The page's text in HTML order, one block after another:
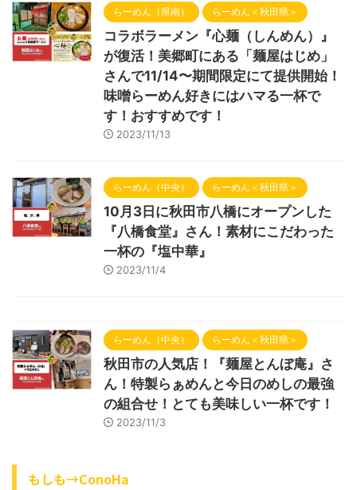
らーめん（県南） らーめん＜秋田県＞
コラボラーメン『心麺（しんめん）』
が復活！美郷町にある「麺屋はじめ」
さんで11/14〜期間限定にて提供開始！
味噌らーめん好きにはハマる一杯で
す！おすすめです！
2023/11/13
らーめん（中央） らーめん＜秋田県＞
10月3日に秋田市八橋にオープンした
『八橋食堂』さん！素材にこだわった
一杯の『塩中華』
2023/11/4
らーめん（中央） らーめん＜秋田県＞
秋田市の人気店！『麺屋とんぼ庵』さ
ん！特製らぁめんと今日のめしの最強
の組合せ！とても美味しい一杯です！
2023/11/3
もしも→ConoHa